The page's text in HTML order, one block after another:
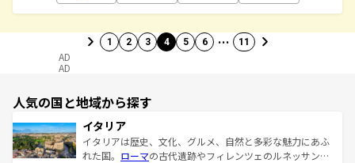
1 2 3 4 5 6 … 11
AD
AD
人気の国と地域から探す
イタリア
イタリアは歴史、文化、グルメ、自然と多彩な魅力にあふ
れた国。 ローマの古代遺跡やフィレンツェのルネッサンス